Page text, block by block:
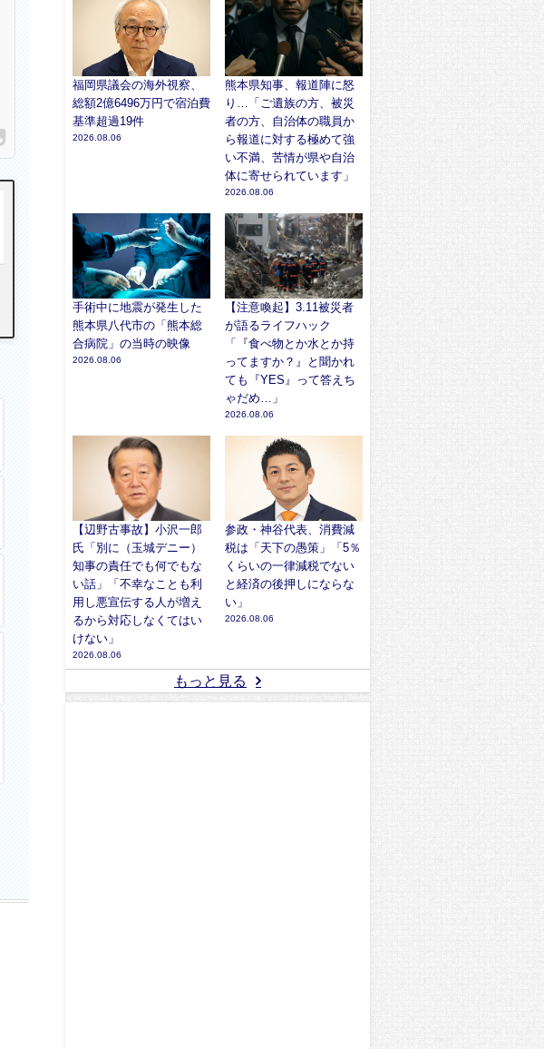
福岡県議会の海外視察、
総額2億6496万円で宿泊費
基準超過19件
2026.08.06
熊本県知事、報道陣に怒
り…「ご遺族の方、被災
者の方、自治体の職員か
ら報道に対する極めて強
い不満、苦情が県や自治
体に寄せられています」
2026.08.06
手術中に地震が発生した
熊本県八代市の「熊本総
合病院」の当時の映像
2026.08.06
【注意喚起】3.11被災者
が語るライフハック
「『食べ物とか水とか持
ってますか？』と聞かれ
ても『YES』って答えち
ゃだめ…」
2026.08.06
【辺野古事故】小沢一郎
氏「別に（玉城デニー）
知事の責任でも何でもな
い話」「不幸なことも利
用し悪宣伝する人が増え
るから対応しなくてはい
けない」
2026.08.06
参政・神谷代表、消費減
税は「天下の愚策」「5％
くらいの一律減税でない
と経済の後押しにならな
い」
2026.08.06
もっと見る